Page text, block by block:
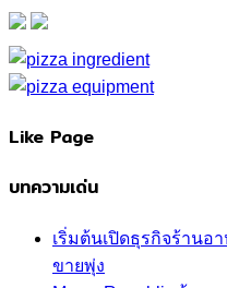
Like Page
บทความเด่น
เริ่มต้นเปิดธุรกิจร้านอ
ขายพุ่ง